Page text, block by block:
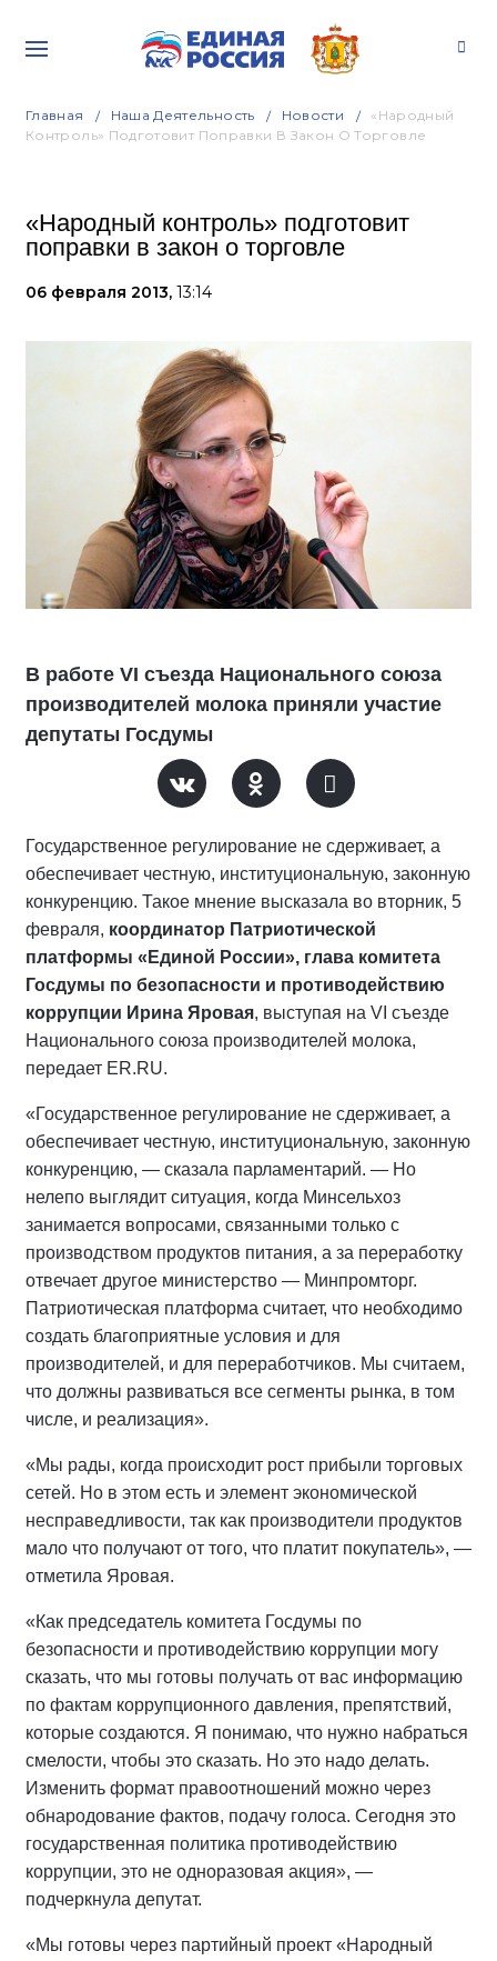
Главная Наша Деятельность Новости
«Народный
Контроль» Подготовит Поправки В Закон О Торговле
«Народный контроль» подготовит
поправки в закон о торговле
06 февраля 2013, 13:14
В работе VI съезда Национального союза
производителей молока приняли участие
депутаты Госдумы
Государственное регулирование не сдерживает, а
обеспечивает честную, институциональную, законную
конкуренцию. Такое мнение высказала во вторник, 5
февраля, координатор Патриотической
платформы «Единой России», глава комитета
Госдумы по безопасности и противодействию
коррупции Ирина Яровая, выступая на VI съезде
Национального союза производителей молока,
передает ER.RU.
«Государственное регулирование не сдерживает, а
обеспечивает честную, институциональную, законную
конкуренцию, — сказала парламентарий. — Но
нелепо выглядит ситуация, когда Минсельхоз
занимается вопросами, связанными только с
производством продуктов питания, а за переработку
отвечает другое министерство — Минпромторг.
Патриотическая платформа считает, что необходимо
создать благоприятные условия и для
производителей, и для переработчиков. Мы считаем,
что должны развиваться все сегменты рынка, в том
числе, и реализация».
«Мы рады, когда происходит рост прибыли торговых
сетей. Но в этом есть и элемент экономической
несправедливости, так как производители продуктов
мало что получают от того, что платит покупатель», —
отметила Яровая.
«Как председатель комитета Госдумы по
безопасности и противодействию коррупции могу
сказать, что мы готовы получать от вас информацию
по фактам коррупционного давления, препятствий,
которые создаются. Я понимаю, что нужно набраться
смелости, чтобы это сказать. Но это надо делать.
Изменить формат правоотношений можно через
обнародование фактов, подачу голоса. Сегодня это
государственная политика противодействию
коррупции, это не одноразовая акция», —
подчеркнула депутат.
«Мы готовы через партийный проект «Народный